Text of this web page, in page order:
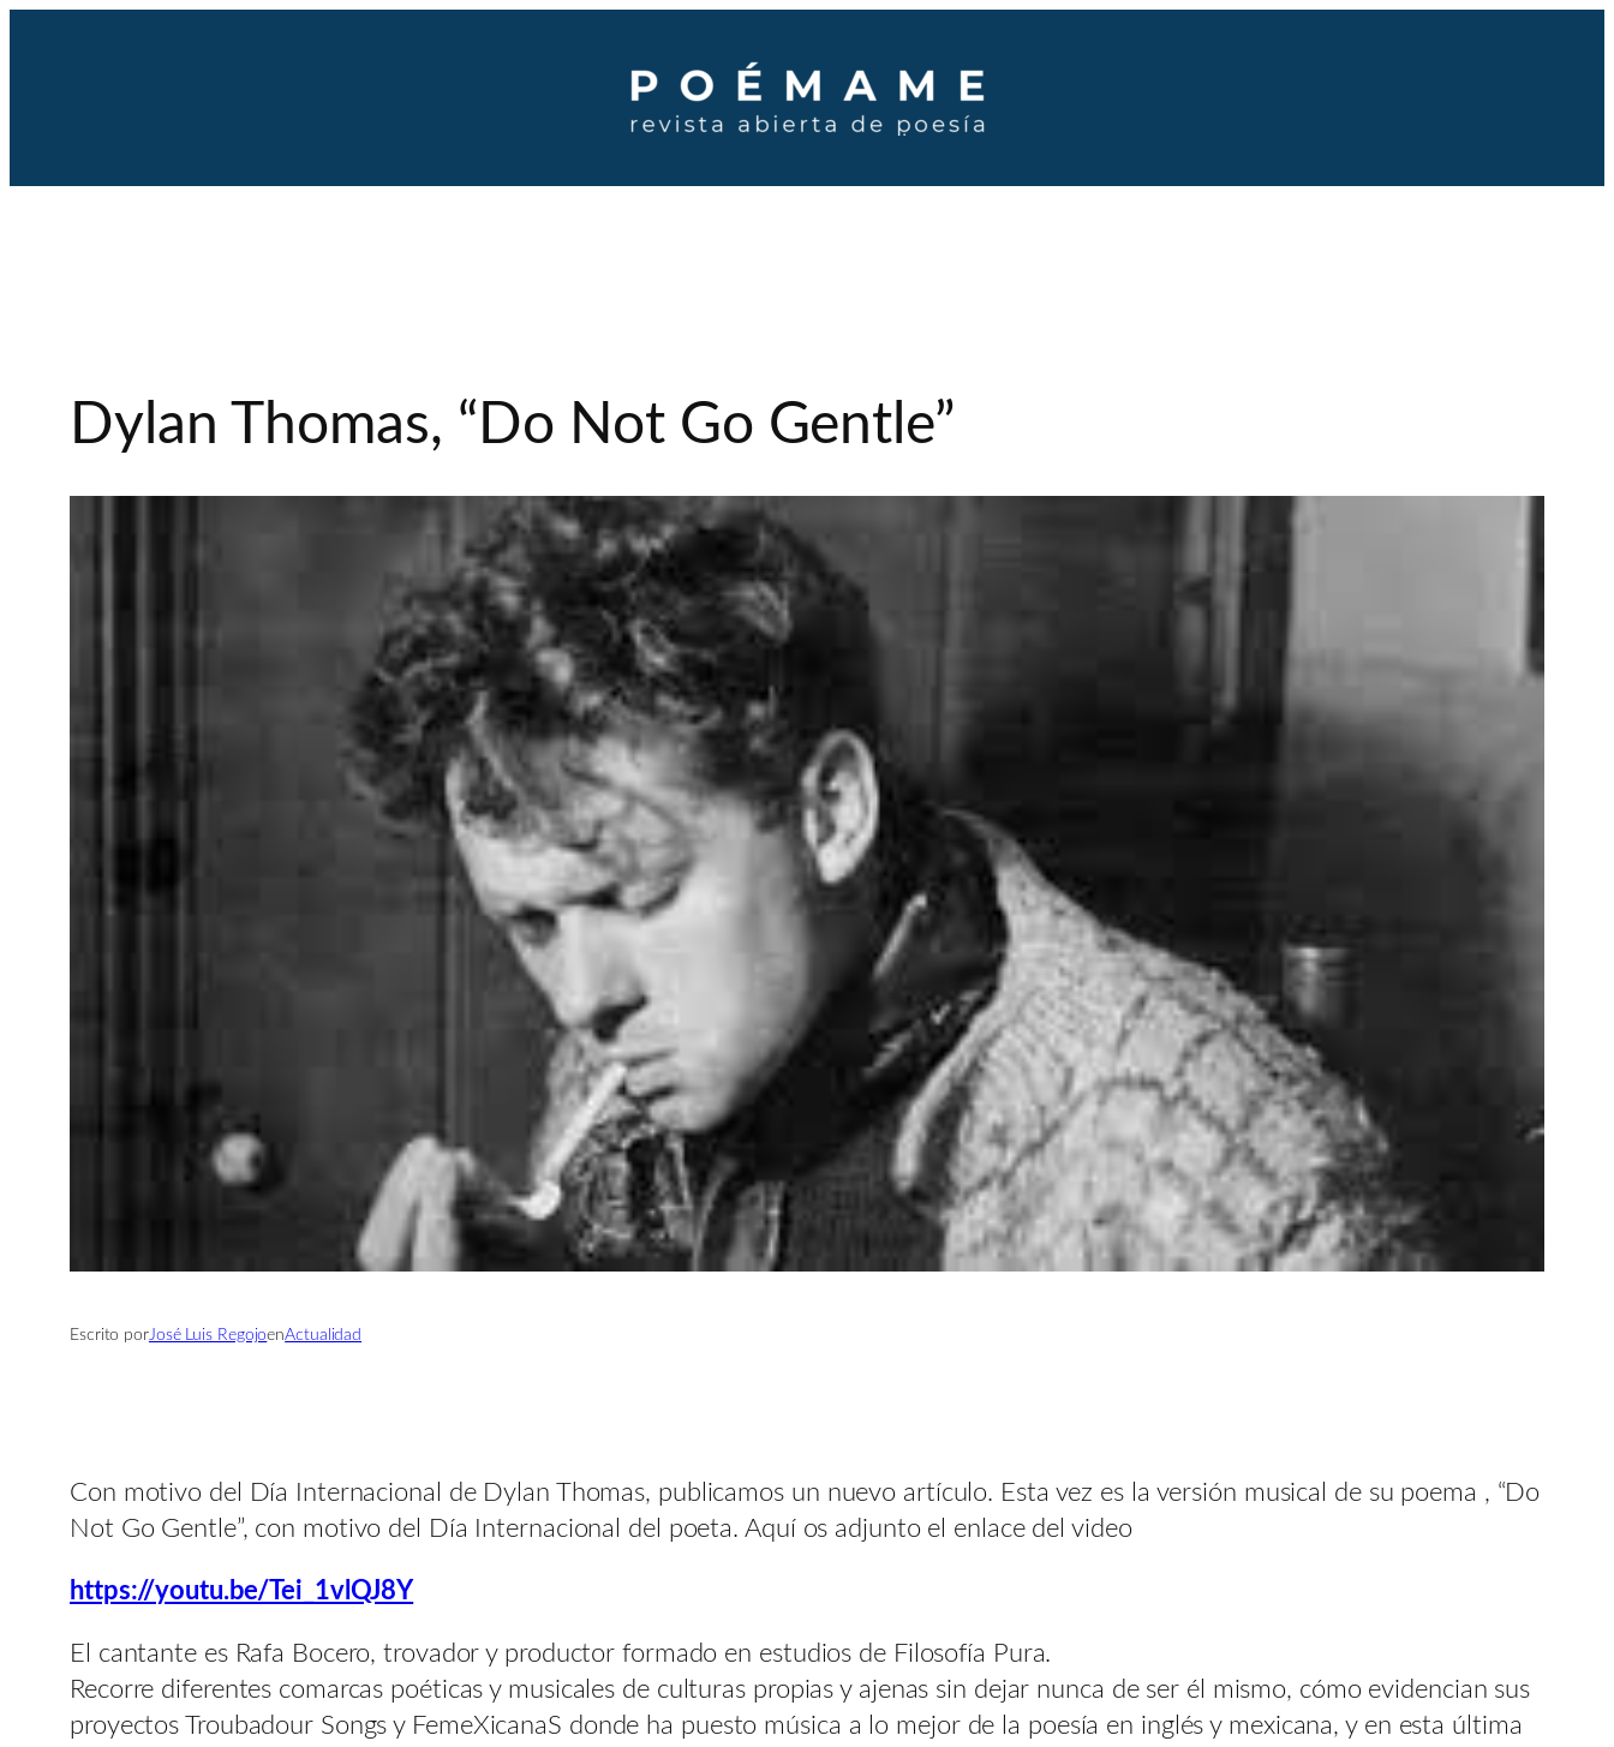
Dylan Thomas, “Do Not Go Gentle”
Escrito porJosé Luis RegojoenActualidad
Con motivo del Día Internacional de Dylan Thomas, publicamos un nuevo artículo. Esta vez es la versión musical de su poema , “Do
Not Go Gentle”, con motivo del Día Internacional del poeta. Aquí os adjunto el enlace del video
https://youtu.be/Tei_1vlQJ8Y
El cantante es Rafa Bocero, trovador y productor formado en estudios de Filosofía Pura.
Recorre diferentes comarcas poéticas y musicales de culturas propias y ajenas sin dejar nunca de ser él mismo, cómo evidencian sus
proyectos Troubadour Songs y FemeXicanaS donde ha puesto música a lo mejor de la poesía en inglés y mexicana, y en esta última